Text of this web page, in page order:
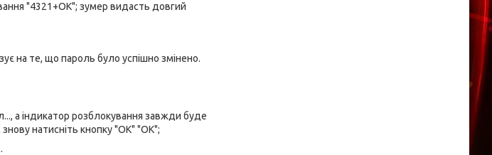
"4321+ОК"; зумер видасть довгий
на те, що пароль було успішно змінено.
а індикатор розблокування завжди буде
натисніть кнопку "ОК" "ОК";